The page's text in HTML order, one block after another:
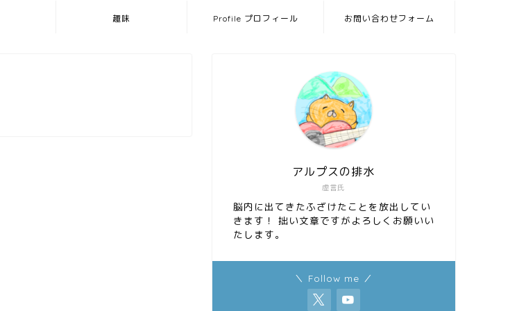
趣味 Profile プロフィール お問い合わせフォーム
虚言氏
アルプスの排水
脳内に出てきたふざけたことを放出してい
きます！ 拙い文章ですがよろしくお願いい
たします。
＼ Follow me ／